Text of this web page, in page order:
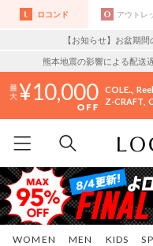
ロコンド アウトレ
【お知らせ】お盆期
熊本地震の影響による配送
10,000 COLE..
Z-CRAFT
WOMEN MEN KIDS